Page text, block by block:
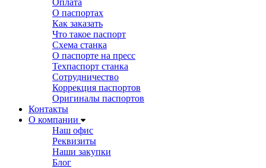
Оплата
О паспортах
Как заказать
Что такое паспорт
Схема станка
О паспорте на пресс
Техпаспорт станка
Сотрудничество
Коррекция паспортов
Оригиналы паспортов
Контакты
О компании
Наш офис
Реквизиты
Наши закупки
Блог